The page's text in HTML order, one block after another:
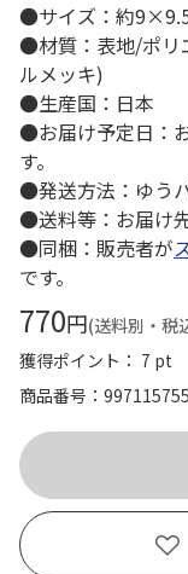
●サイズ：約
●材質：表地/ポリ
ルメッキ)
●生産国：日本
●お届け予定日：
す。
●発送方法：ゆう
●送料等：お届け
●同梱：販売者が
です。
770円(送料別・税
獲得ポイント： 7 pt
商品番号